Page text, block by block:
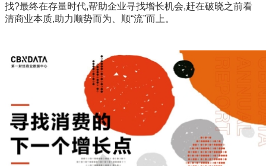
找?最终在存量时代,帮助企业寻找增长机会,赶在破晓之前看
清商业本质,助力顺势而为、顺“流”而上。